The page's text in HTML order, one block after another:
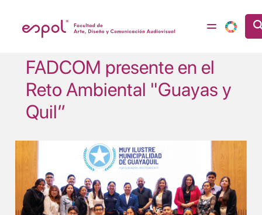
FADCOM presente en el
Reto Ambiental "Guayas y
Quil”
Image